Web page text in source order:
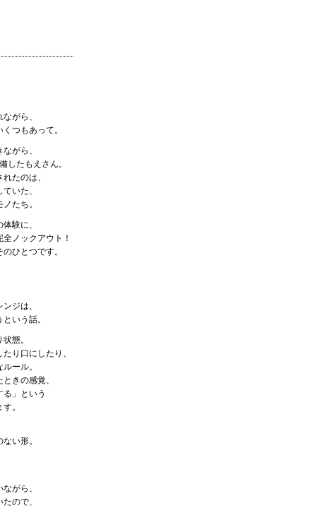
がら、
つもあって。
がら、
したもえさん。
たのは、
いた、
たち。
験に、
ノックアウト！
ひとつです。
ジは、
いう話。
態。
り口にしたり、
ール。
きの感覚、
」という
。
い形。
がら、
ので、